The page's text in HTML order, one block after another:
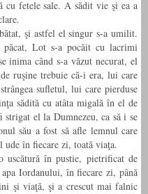
cu fetele sale. A sădit vie şi ea a
şi astfel el singur s-a umilit.
Lot s-a pocăit cu lacrimi
inima când s-a văzut necurat, el
ruşine trebuie că-i era, lui care
sufletul, lui care pierduse
sădită cu atâta migală în el de
el la Dumnezeu, ca să i se
său a fost să afle lemnul care
în fiecare zi, toată viaţa.
în pustie, pietrificat de
Iordanului, în fiecare zi, până
şi viaţă, şi a crescut mai falnic